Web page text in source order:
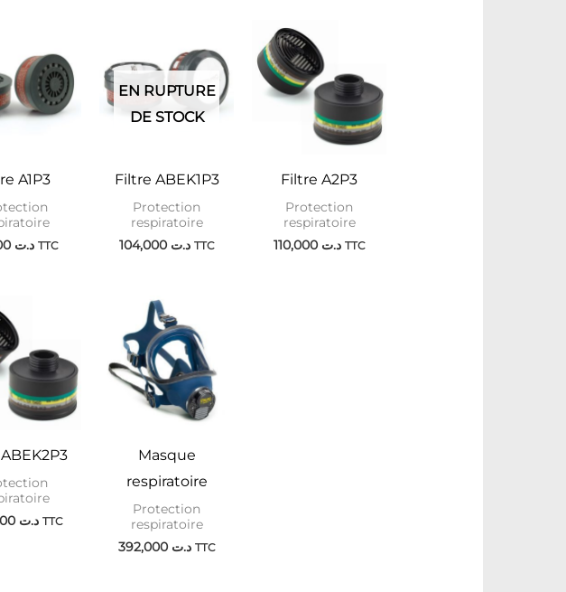
A1P3
د.ت 73,000 TTC
EN RUPTURE
DE STOCK
Filtre ABEK1P3
Protection
respiratoire
د.ت 104,000 TTC
Filtre A2P3
Protection
respiratoire
د.ت 110,000 TTC
د.ت 208,000 TTC
Masque
respiratoire
Protection
respiratoire
د.ت 392,000 TTC